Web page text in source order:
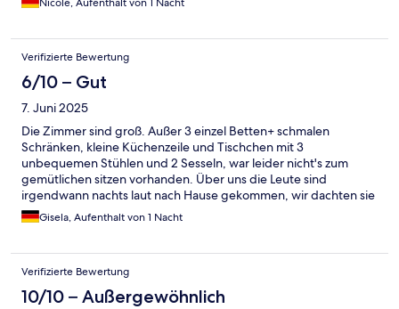
Nicole, Aufenthalt von 1 Nacht
Verifizierte Bewertung
6/10 – Gut
7. Juni 2025
Die Zimmer sind groß. Außer 3 einzel Betten+ schmalen
Schränken, kleine Küchenzeile und Tischchen mit 3
unbequemen Stühlen und 2 Sesseln, war leider nicht's zum
gemütlichen sitzen vorhanden. Über uns die Leute sind
irgendwann nachts laut nach Hause gekommen, wir dachten sie
reisen das Haus ab. Auch wenn es nur eine Übernachtung war,
würden wir nicht mehr dahin fahren.
Gisela, Aufenthalt von 1 Nacht
Verifizierte Bewertung
10/10 – Außergewöhnlich